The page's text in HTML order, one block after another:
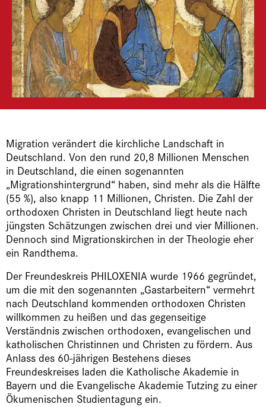
Migration verändert die kirchliche Landschaft in
Deutschland. Von den rund 20,8 Millionen Menschen
in Deutschland, die einen sogenannten
„Migrationshintergrund“ haben, sind mehr als die Hälfte
(55 %), also knapp 11 Millionen, Christen. Die Zahl der
orthodoxen Christen in Deutschland liegt heute nach
jüngsten Schätzungen zwischen drei und vier Millionen.
Dennoch sind Migrationskirchen in der Theologie eher
ein Randthema.
Der Freundeskreis PHILOXENIA wurde 1966 gegründet,
um die mit den sogenannten „Gastarbeitern“ vermehrt
nach Deutschland kommenden orthodoxen Christen
willkommen zu heißen und das gegenseitige
Verständnis zwischen orthodoxen, evangelischen und
katholischen Christinnen und Christen zu fördern. Aus
Anlass des 60-jährigen Bestehens dieses
Freundeskreises laden die Katholische Akademie in
Bayern und die Evangelische Akademie Tutzing zu einer
Ökumenischen Studientagung ein.